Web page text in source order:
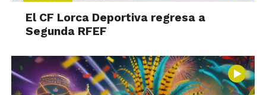
El CF Lorca Deportiva regresa a
Segunda RFEF